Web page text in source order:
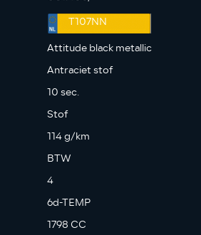
T107NN
Attitude black metallic
Antraciet stof
10 sec.
Stof
114 g/km
BTW
4
6d-TEMP
1798 CC